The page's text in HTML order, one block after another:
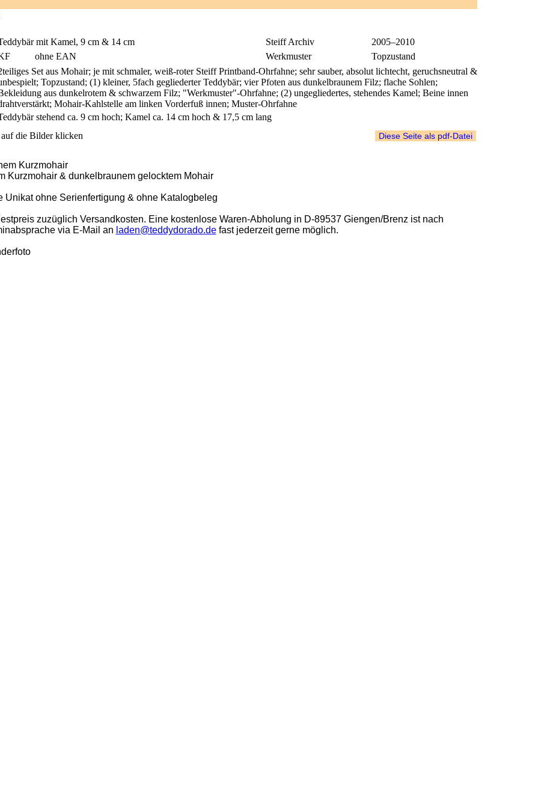
mit Kamel, 9 cm & 14 cm Steiff Archiv
2005–2010
ohne EAN Werkmuster
Topzustand
Set aus Mohair; je mit schmaler, weiß-roter Steiff Printband-Ohrfahne; sehr sauber, absolut lichtecht, geruchsneutral &
Topzustand; (1) kleiner, 5fach gegliederter Teddybär; vier Pfoten aus dunkelbraunem Filz; flache Sohlen;
aus dunkelrotem & schwarzem Filz; "Werkmuster"-Ohrfahne; (2) ungegliedertes, stehendes Kamel; Beine innen
Mohair-Kahlstelle am linken Vorderfuß innen; Muster-Ohrfahne
stehend ca. 9 cm hoch; Kamel ca. 14 cm hoch & 17,5 cm lang
die Bilder klicken
Kurzmohair
Kurzmohair & dunkelbraunem gelocktem Mohair
Unikat ohne Serienfertigung & ohne Katalogbeleg
zuzüglich Versandkosten. Eine kostenlose Waren-Abholung in D-89537 Giengen/Brenz ist nach
via E-Mail an laden@teddydorado.defast jederzeit gerne möglich.